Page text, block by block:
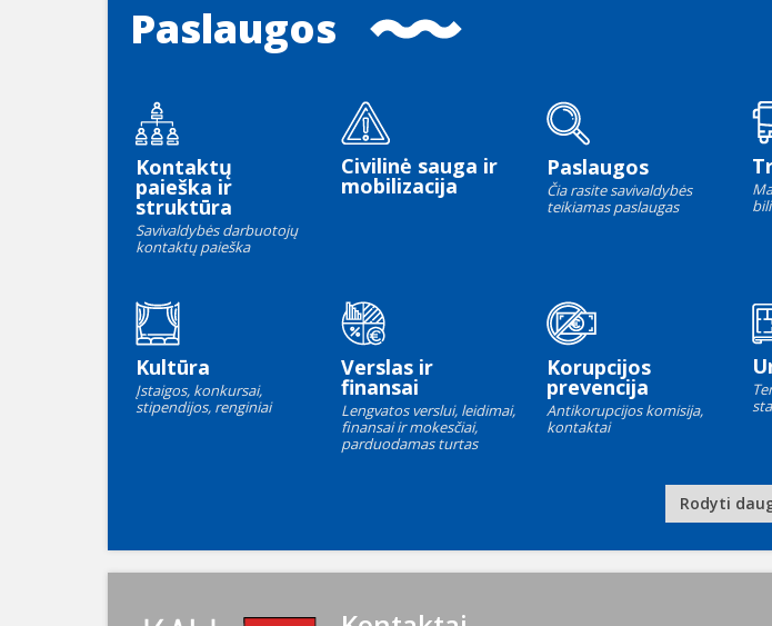
Paslaugos
Kontaktų
paieška ir
struktūra
Savivaldybės darbuotojų
kontaktų paieška
Civilinė sauga ir
mobilizacija
Paslaugos
Čia rasite savivaldybės
teikiamas paslaugas
Kultūra
Įstaigos, konkursai,
stipendijos, renginiai
Verslas ir
finansai
Lengvatos verslui, leidimai,
finansai ir mokesčiai,
parduodamas turtas
Korupcijos
prevencija
Antikorupcijos komisija,
kontaktai
Rodyti